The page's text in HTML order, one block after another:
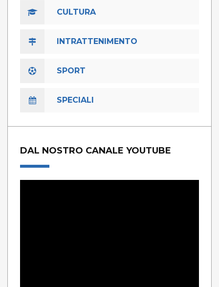
CULTURA
INTRATTENIMENTO
SPORT
SPECIALI
DAL NOSTRO CANALE YOUTUBE